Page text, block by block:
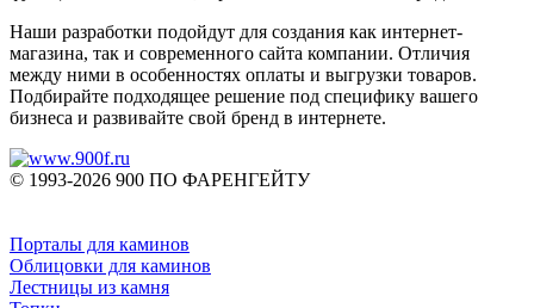
Наши разработки подойдут для создания как интернет-
магазина, так и современного сайта компании. Отличия
между ними в особенностях оплаты и выгрузки товаров.
Подбирайте подходящее решение под специфику вашего
бизнеса и развивайте свой бренд в интернете.
© 1993-2026 900 ПО ФАРЕНГЕЙТУ
Порталы для каминов
Облицовки для каминов
Лестницы из камня